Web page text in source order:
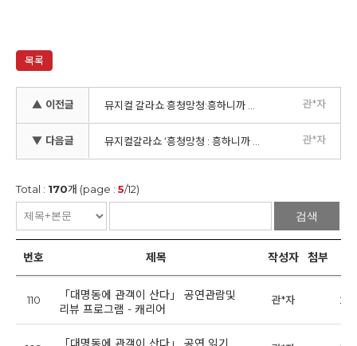
목록
▲ 이전글 관*자
▼ 다음글 관*자
Total : 170개 (page : 5/12)
검색
번호 제목 작성자 첨부
110
「대명동에 관객이 산다」 공연관람및
리뷰 프로그램 - 캐리어
관*자